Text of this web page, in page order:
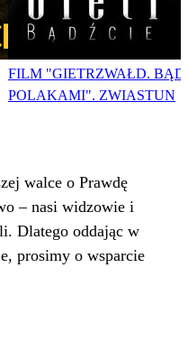
FILM "GIETRZWAŁD.
POLAKAMI". ZWIASTUN
walce o Prawdę
– nasi widzowie i
Dlatego oddając w
prosimy o wsparcie